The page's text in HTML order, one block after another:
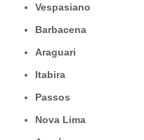
Vespasiano
Barbacena
Araguari
Itabira
Passos
Nova Lima